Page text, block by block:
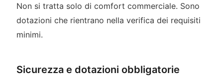
Non si tratta solo di comfort commerciale. Sono
dotazioni che rientrano nella verifica dei requisiti
minimi.
Sicurezza e dotazioni obbligatorie